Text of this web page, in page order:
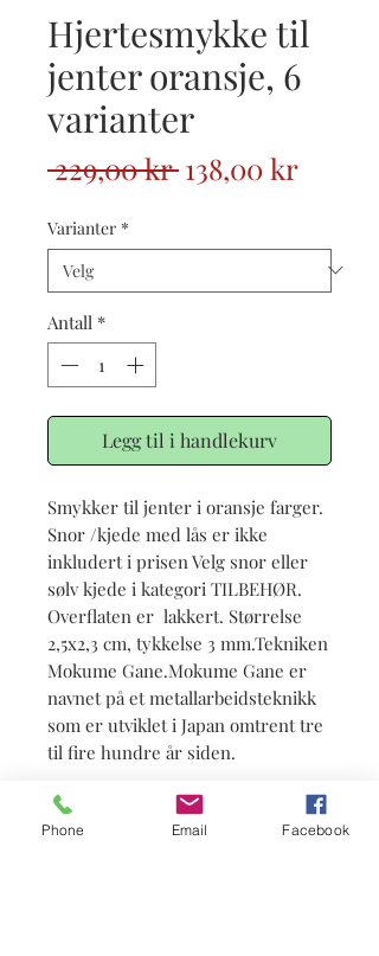
Hjertesmykke til
jenter oransje, 6
varianter
229,00 kr Vanlig
138,00 kr
Varianter *
Antall *
Legg til i handlekurv
Smykker til jenter i oransje farger.
Snor /kjede med lås er ikke
inkludert i prisen Velg snor eller
sølv kjede i kategori TILBEHØR.
Overflaten er lakkert. Størrelse
2,5x2,3 cm, tykkelse 3 mm.Tekniken
Mokume Gane.Mokume Gane er
navnet på et metallarbeidsteknikk
som er utviklet i Japan omtrent tre
til fire hundre år siden.
Info
Phone Email Facebook